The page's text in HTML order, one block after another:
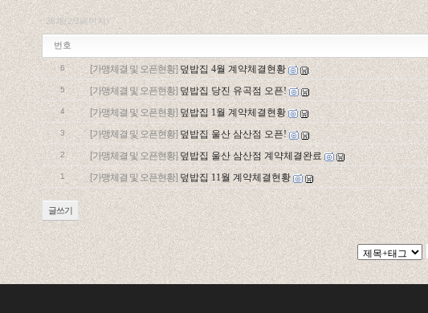
26개(2/2페이지)
번호
6 [가맹체결 및 오픈현황] 덮밥집 4월 계약체결현황
5 [가맹체결 및 오픈현황] 덮밥집 당진 유곡점 오픈!
4 [가맹체결 및 오픈현황] 덮밥집 1월 계약체결현황
3 [가맹체결 및 오픈현황] 덮밥집 울산 삼산점 오픈!
2 [가맹체결 및 오픈현황] 덮밥집 울산 삼산점 계약체결완료
1 [가맹체결 및 오픈현황] 덮밥집 11월 계약체결현황
글쓰기